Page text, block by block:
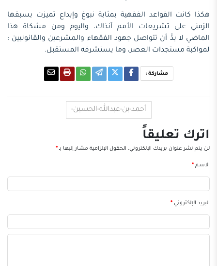
هكذا كانت القواعد الفقهية بمثابة نبوغ وإبداع تميزت بسبقها
الزمني على تشريعات الأمم آنذاك، واليوم ومن مشكاة هذا
الماضي لا بدَّ أن تتواصل جهود الفقهاء والمشرعين والقانونيين ؛
لمواكبة مستجدات العصر، وما يستشرفه المستقبل.
مشاركة :
أحمد-بن-عبدالله-الحسين-
اترك تعليقاً
لن يتم نشر عنوان بريدك الإلكتروني. الحقول الإلزامية مشار إليها بـ*
الاسم*
البريد الإلكتروني*